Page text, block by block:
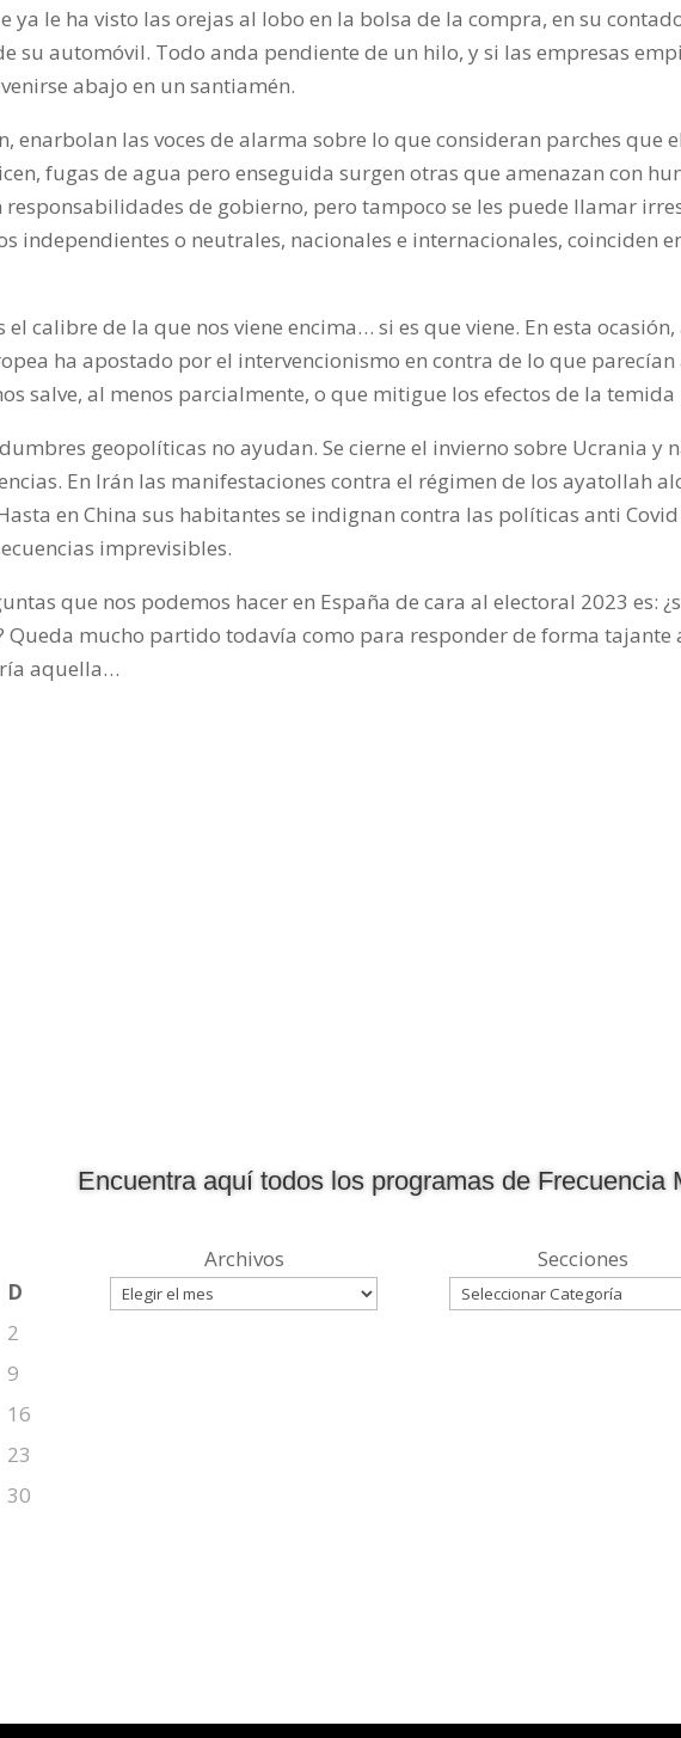
le ha visto las orejas al lobo en la bolsa de la compra, en su
su automóvil. Todo anda pendiente de un hilo, y si las empresas
abajo en un santiamén.
enarbolan las voces de alarma sobre lo que consideran parches
fugas de agua pero enseguida surgen otras que amenazan con
de gobierno, pero tampoco se les puede llamar
independientes o neutrales, nacionales e internacionales, coinciden
el calibre de la que nos viene encima… si es que viene. En esta
ha apostado por el intervencionismo en contra de lo que
salve, al menos parcialmente, o que mitigue los efectos de la temida
geopolíticas no ayudan. Se cierne el invierno sobre Ucrania y
En Irán las manifestaciones contra el régimen de los ayatollah
en China sus habitantes se indignan contra las políticas anti
imprevisibles.
que nos podemos hacer en España de cara al electoral 2023 es:
Queda mucho partido todavía como para responder de forma tajante
aquella…
Encuentra aquí todos los programas de Frecuencia
D
2
9
16
23
30
Archivos Secciones